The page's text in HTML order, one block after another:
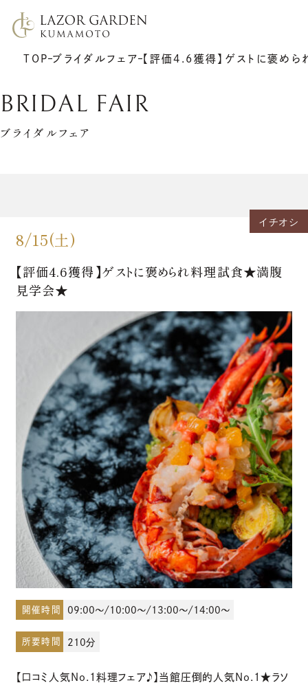
7F リアトゥーナ
6F グラシエント
サポート
料理
衣裳
ウエディングレポート
ギャラリー
ゲストの皆さまへ
少人数結婚式のご案内
ご宴会・会議でのご利用
コマーシャル撮影施設貸しのご案内
来館予約
資料請求
プラン
ブライダルフェア
お電話でのご予約・お問い合わせ
TOP ブライダルフェア 【評価4.6獲得】ゲストに褒め
BRIDAL FAIR
ブライダルフェア
イチオシ
8/15(土)
【評価4.6獲得】ゲストに褒められ料理試食★満腹
見学会★
開催時間 09:00～/10:00～/13:00～/14:00～
所要時間 210分
【口コミ人気No.1料理フェア♪】当館圧倒的人気No.1★ラソ